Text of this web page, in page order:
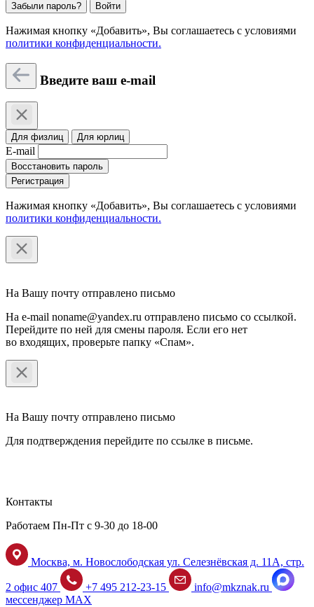
Забыли пароль? Войти
Нажимая кнопку «Добавить», Вы соглашаетесь c условиями
политики конфиденциальности.
Введите ваш e-mail
Для физлиц Для юрлиц
E-mail
Восстановить пароль
Регистрация
Нажимая кнопку «Добавить», Вы соглашаетесь c условиями
политики конфиденциальности.
На Вашу почту отправлено письмо
На e-mail noname@yandex.ru отправлено письмо со ссылкой.
Перейдите по ней для смены пароля. Если его нет
во входящих, проверьте папку «Спам».
На Вашу почту отправлено письмо
Для подтверждения перейдите по ссылке в письме.
Контакты
Работаем Пн-Пт с 9-30 до 18-00
Москва, м. Новослободская ул. Селезнёвская д. 11А, стр.
2 офис 407 +7 495 212-23-15
info@mkznak.ru
мессенджер MAX